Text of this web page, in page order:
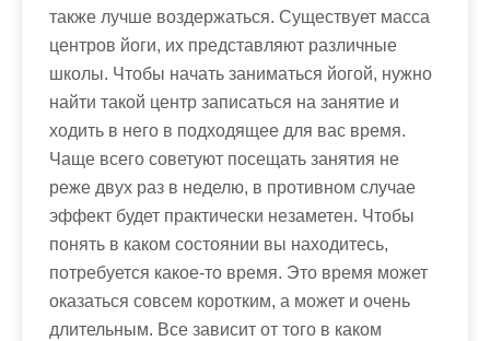
также лучше воздержаться. Существует масса
центров йоги, их представляют различные
школы. Чтобы начать заниматься йогой, нужно
найти такой центр записаться на занятие и
ходить в него в подходящее для вас время.
Чаще всего советуют посещать занятия не
реже двух раз в неделю, в противном случае
эффект будет практически незаметен. Чтобы
понять в каком состоянии вы находитесь,
потребуется какое-то время. Это время может
оказаться совсем коротким, а может и очень
длительным. Все зависит от того в каком